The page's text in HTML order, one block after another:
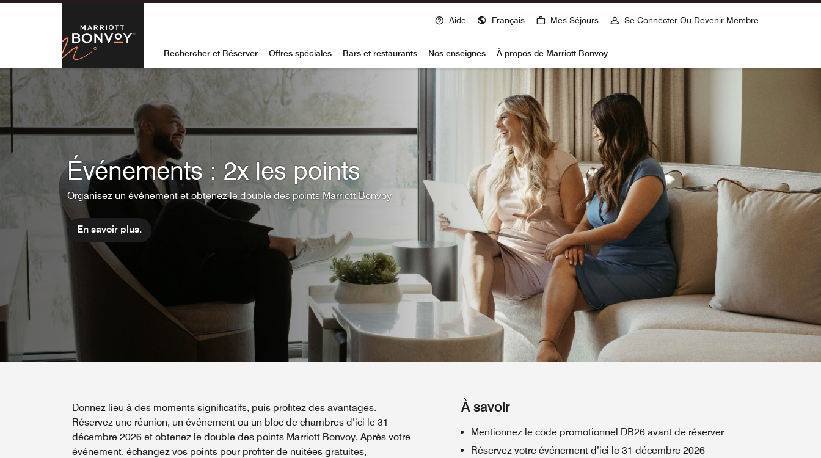
Skip to Content
Marriott Bonvoy
Aide Français Mes Séjours Se Connecter Ou Devenir Membre
Rechercher et Réserver Offres spéciales Bars et restaurants Nos enseignes À propos de Marriott Bonvoy
Événements : 2x les points
Organisez un événement et obtenez le double des points Marriott Bonvoy
En savoir plus.
Donnez lieu à des moments significatifs, puis profitez des avantages.
Réservez une réunion, un événement ou un bloc de chambres d’ici le 31
décembre 2026 et obtenez le double des points Marriott Bonvoy. Après votre
événement, échangez vos points pour profiter de nuitées gratuites,
À savoir
Mentionnez le code promotionnel DB26 avant de réserver
Réservez votre événement d’ici le 31 décembre 2026